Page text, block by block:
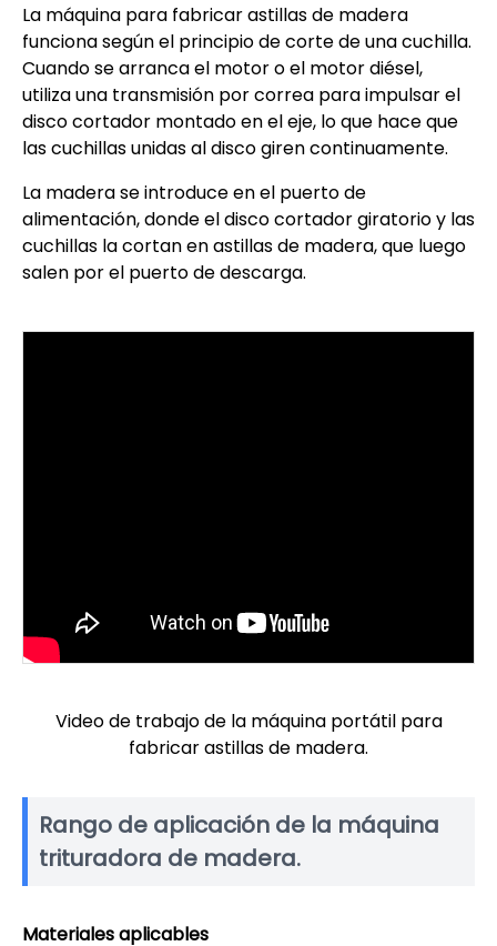
La máquina para fabricar astillas de madera
funciona según el principio de corte de una cuchilla.
Cuando se arranca el motor o el motor diésel,
utiliza una transmisión por correa para impulsar el
disco cortador montado en el eje, lo que hace que
las cuchillas unidas al disco giren continuamente.
La madera se introduce en el puerto de
alimentación, donde el disco cortador giratorio y las
cuchillas la cortan en astillas de madera, que luego
salen por el puerto de descarga.
Video de trabajo de la máquina portátil para
fabricar astillas de madera.
Rango de aplicación de la máquina
trituradora de madera.
Materiales aplicables